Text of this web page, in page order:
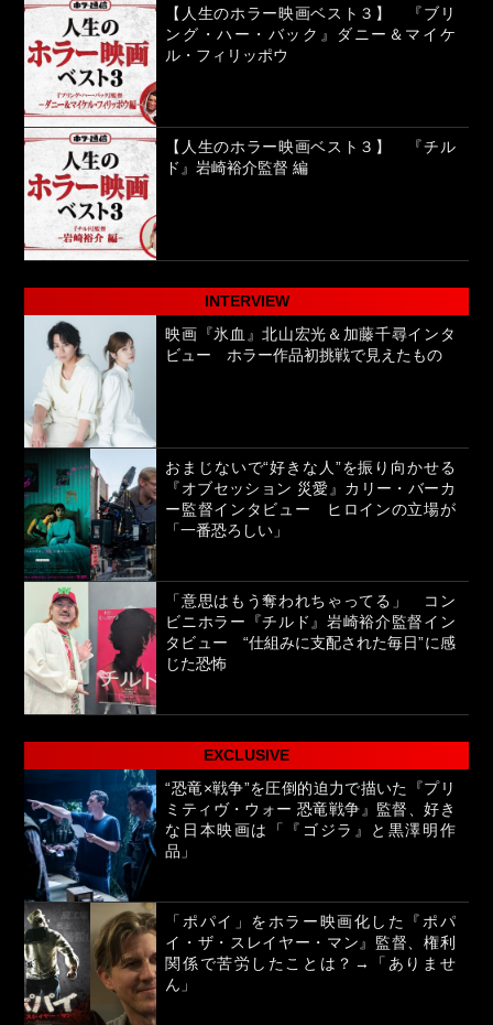
【人生のホラー映画ベスト３】 『ブリ
ング・ハー・バック』ダニー＆マイケ
ル・フィリッポウ
【人生のホラー映画ベスト３】 『チル
ド』岩崎裕介監督 編
INTERVIEW
映画『氷血』北山宏光＆加藤千尋インタ
ビュー ホラー作品初挑戦で見えたもの
おまじないで“好きな人”を振り向かせる
『オブセッション 災愛』カリー・バーカ
ー監督インタビュー ヒロインの立場が
「一番恐ろしい」
「意思はもう奪われちゃってる」 コン
ビニホラー『チルド』岩崎裕介監督イン
タビュー “仕組みに支配された毎日”に感
じた恐怖
EXCLUSIVE
“恐竜×戦争”を圧倒的迫力で描いた『プリ
ミティヴ・ウォー 恐竜戦争』監督、好き
な日本映画は「『ゴジラ』と黒澤明作
品」
「ポパイ」をホラー映画化した『ポパ
イ・ザ・スレイヤー・マン』監督、権利
関係で苦労したことは？→「ありませ
ん」